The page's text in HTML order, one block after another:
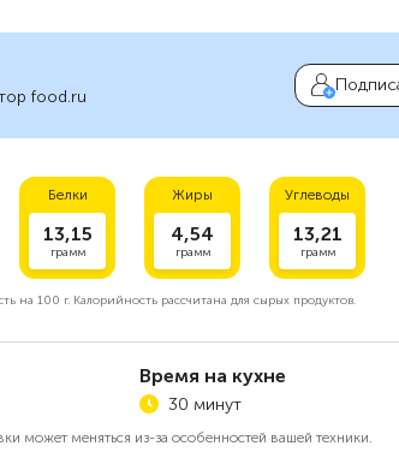
food.ru
Белки
13,15
грамм
Жиры
4,54
грамм
Углеводы
13,21
грамм
на 100 г.Калорийность рассчитана для сырых продуктов.
Время на кухне
30 минут
может меняться из-за особенностей вашей техники.